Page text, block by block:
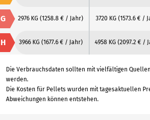
G 2976 KG (1258.8 € / Jahr) 3720 KG (1573.6 € /
H 3966 KG (1677.6 € / Jahr) 4958 KG (2097.2 € /
Die Verbrauchsdaten sollten mit vielfältigen
werden.
Die Kosten für Pellets wurden mit tagesaktuellen
Abweichungen können entstehen.